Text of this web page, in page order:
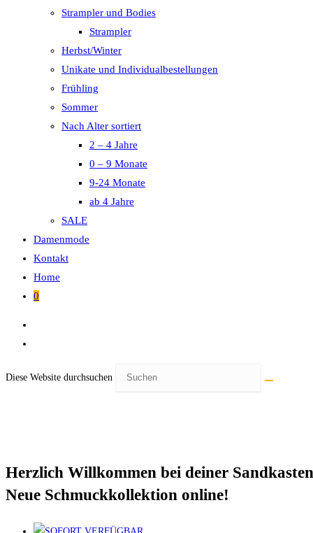
Strampler und Bodies
Strampler
Herbst/Winter
Unikate und Individualbestellungen
Frühling
Sommer
Nach Alter sortiert
2 – 4 Jahre
0 – 9 Monate
9-24 Monate
ab 4 Jahre
SALE
Damenmode
Kontakt
Home
0
Diese Website durchsuchen
Herzlich Willkommen bei deiner
Neue Schmuckkollektion online!